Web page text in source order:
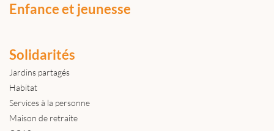
Enfance et jeunesse
Solidarités
Jardins partagés
Habitat
Services à la personne
Maison de retraite